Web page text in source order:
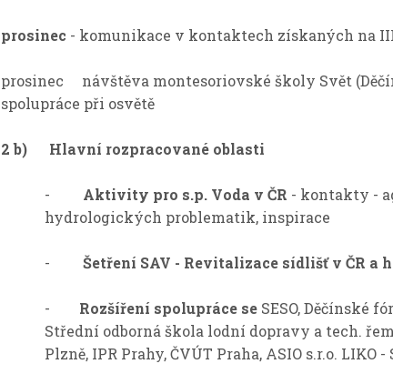
prosinec - komunikace v kontaktech získaných na
prosinec návštěva montesoriovské školy Svět
spolupráce při osvětě
2 b) Hlavní rozpracované oblasti
- Aktivity pro s.p. Voda v ČR - kontakty -
hydrologických problematik, inspirace
- Šetření SAV - Revitalizace sídlišť v ČR a
- Rozšíření spolupráce se SESO, Děčínské
Střední odborná škola lodní dopravy a tech.
Plzně, IPR Prahy, ČVÚT Praha, ASIO s.r.o. LIKO -